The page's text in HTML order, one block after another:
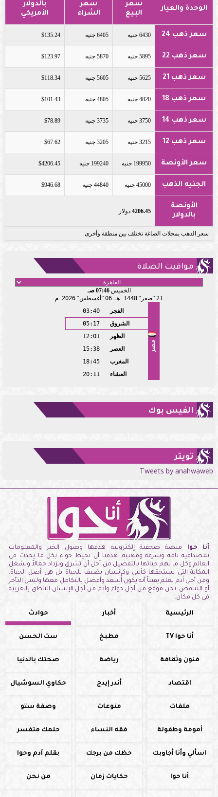
الوحدة والعيار
سعر
البيع
سعر
الشراء
بالدولار
الأمريكي
سعر ذهب 24 6430 جنيه 6405 جنيه $135.24
سعر ذهب 22 5895 جنيه 5870 جنيه $123.97
سعر ذهب 21 5625 جنيه 5605 جنيه $118.34
سعر ذهب 18 4820 جنيه 4805 جنيه $101.43
سعر ذهب 14 3750 جنيه 3735 جنيه $78.89
سعر ذهب 12 3215 جنيه 3205 جنيه $67.62
سعر الأونصة 199950 جنيه 199240 جنيه $4206.45
الجنيه الذهب 45000 جنيه 44840 جنيه $946.68
الأونصة
بالدولار
4206.45 دولار
سعر الذهب بمحلات الصاغة تختلف بين منطقة وأخرى
مواقيت الصلاة
الخميس07:46 صـ
21 صفر 1448 هـ 06 أغسطس 2026 م
مصر
الفجر
03:40
الشروق
05:17
الظهر
12:01
العصر
15:38
المغرب
18:45
العشاء
20:11
الفيس بوك
تويتر
Tweets by anahwaweb
أنا حوا منصة صحفية إلكترونيه هدفها وصول الخبر والمعلومات
بمصداقية تامة وسرعة ومهنية. هدفنا أن نحيط حواء بكل ما يحدث فى
العالم وكل ما يهم حياتها بالتفصيل من أجل أن تشرق وتزداد جمالاً وتشغل
المكانة التى تستحقها كأنثى وكإنسان يضيف للحياة بل هى أصل الحياة.
ومن أجل آدم يعلم يقيناً أنه يكون أسعد وأفضل بالتكامل معها وليس التأخر
أو التناقض. نحن موقع من أجل حواء وآدم من أجل الإنسان الناطق بالعربية
فى كل مكان.
الرئيسية أخبار حوادث
أنا حوا TV مطبخ ست الحسن
فنون وثقافة رياضة صحتك بالدنيا
اقتصاد أندر إيدج حكاوي السوشيال
ملفات منوعات وصفة ستو
أمومة وطفولة فقه النساء حلمك متفسر
اسألي وأنا أجاوبك حظك من برجك بقلم آدم وحوا
أنا حوا حكايات زمان من نحن